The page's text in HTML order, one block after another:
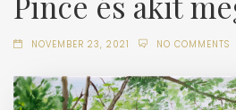
NOVEMBER 23, 2021 NO COMMENTS